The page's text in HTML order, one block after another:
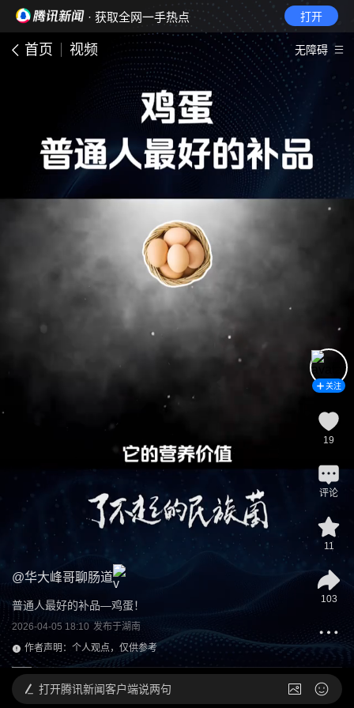
· 获取全网一手热点 打开
首页 视频 无障碍
@华大峰哥聊肠道
普通人最好的补品—鸡蛋！
2026-04-05 18:10 发布于湖南
作者声明：个人观点，仅供参考
关注
19
评论
11
103
打开腾讯新闻客户端说两句